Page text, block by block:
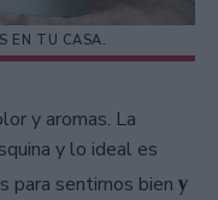
EN TU CASA.
y aromas. La
y lo ideal es
para sentirnos bien y